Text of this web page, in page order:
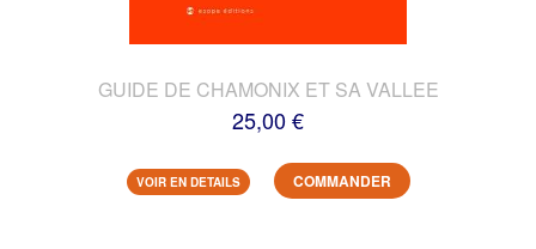
GUIDE DE CHAMONIX ET SA VALLEE
25,00 €
VOIR EN DETAILS COMMANDER